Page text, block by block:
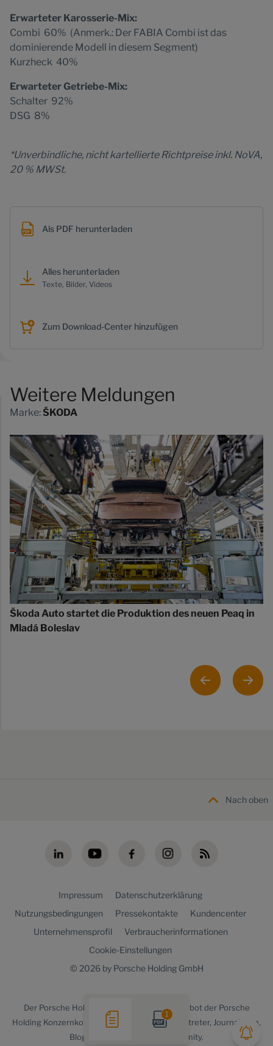
1
Erwarteter Karosserie-Mix:
Combi 60% (Anmerk.: Der FABIA Combi ist das
dominierende Modell in diesem Segment)
Kurzheck 40%
Erwarteter Getriebe-Mix:
Schalter 92%
DSG 8%
*Unverbindliche, nicht kartellierte Richtpreise inkl. NoVA,
20 % MWSt.
Als PDF herunterladen
Alles herunterladen
Texte, Bilder, Videos
Zum Download-Center hinzufügen
Weitere Meldungen
Marke: ŠKODA
Škoda Auto startet die Produktion des neuen Peaq in
Mladá Boleslav
Nach oben
Impressum
Datenschutzerklärung
Nutzungsbedingungen
Pressekontakte
Kundencenter
Unternehmensprofil
Verbraucherinformationen
Cookie-Einstellungen
© 2026 by Porsche Holding GmbH
Der Porsche Holding newsroom
ist ein Angebot der Porsche
Holding Konzernkommunikation für Medienvertreter, Journalisten,
Blogger und die Online-Community.